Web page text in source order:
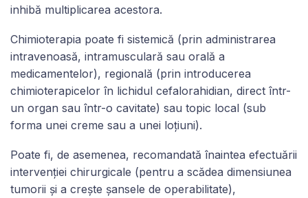
inhibă multiplicarea acestora.
Chimioterapia poate fi sistemică (prin administrarea
intravenoasă, intramusculară sau orală a
medicamentelor), regională (prin introducerea
chimioterapicelor în lichidul cefalorahidian, direct într-
un organ sau într-o cavitate) sau topic local (sub
forma unei creme sau a unei loțiuni).
Poate fi, de asemenea, recomandată înaintea efectuării
intervenției chirurgicale (pentru a scădea dimensiunea
tumorii și a crește șansele de operabilitate),